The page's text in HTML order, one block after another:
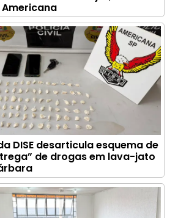
DISE desarticula esquema de
de drogas em lava-jato